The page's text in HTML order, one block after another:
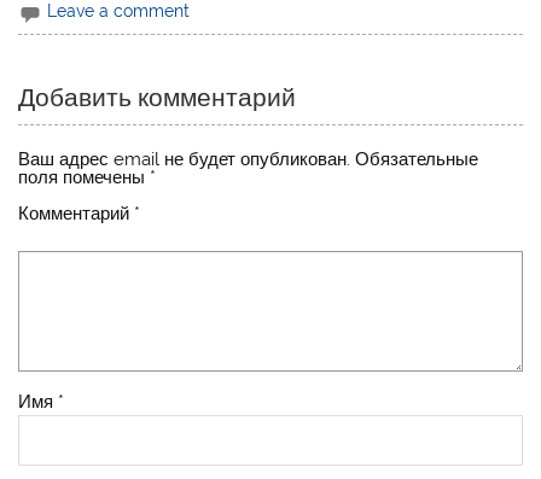
Leave a comment
Добавить комментарий
Ваш адрес email не будет опубликован. Обязательные
поля помечены *
Комментарий *
Имя *